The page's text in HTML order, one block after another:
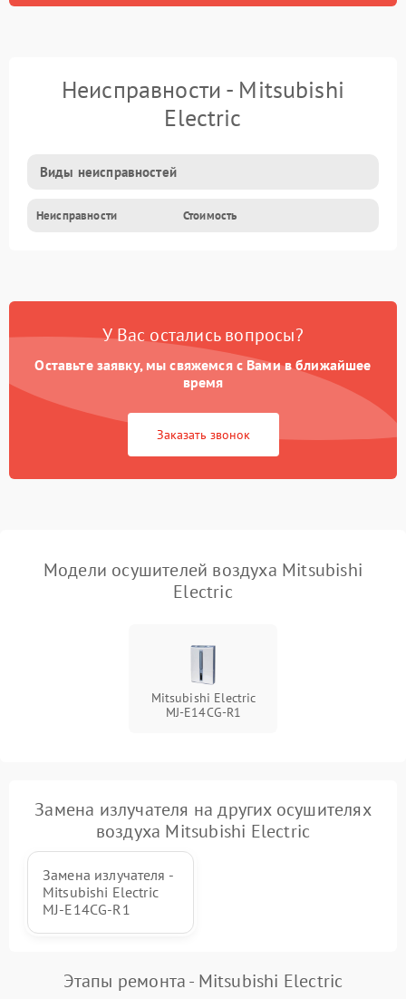
Неисправности - Mitsubishi
Electric
Виды неисправностей
Неисправности Стоимость
У Вас остались вопросы?
Оставьте заявку, мы свяжемся с Вами в ближайшее
время
Заказать звонок
Модели осушителей воздуха Mitsubishi
Electric
Mitsubishi Electric
MJ-E14CG-R1
Замена излучателя на других осушителях
воздуха Mitsubishi Electric
Замена излучателя -
Mitsubishi Electric
MJ-E14CG-R1
Этапы ремонта - Mitsubishi Electric